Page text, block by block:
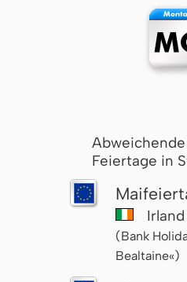
Feiertage in
(Bank
Bealtaine«)